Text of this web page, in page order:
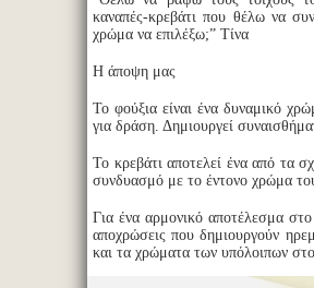
καναπές-κρεβάτι που θέλω να
χρώμα να επιλέξω;” Τίνα
Η άποψη μας
Το φούξια είναι ένα δυναμικό
για δράση. Δημιουργεί
Το κρεβάτι αποτελεί ένα από τα
συνδυασμό με το έντονο χρώμα
Για ένα αρμονικό αποτέλεσμα
αποχρώσεις που δημιουργούν
και τα χρώματα των υπόλοιπων